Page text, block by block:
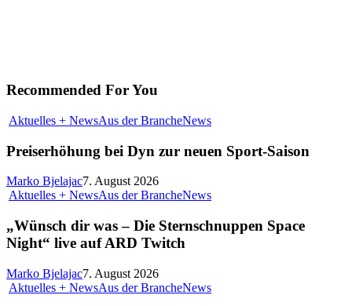
Recommended For You
Aktuelles + NewsAus der BrancheNews
Preiserhöhung bei Dyn zur neuen Sport-Saison
Marko Bjelajac7. August 2026
Aktuelles + NewsAus der BrancheNews
„Wünsch dir was – Die Sternschnuppen Space
Night“ live auf ARD Twitch
Marko Bjelajac7. August 2026
Aktuelles + NewsAus der BrancheNews